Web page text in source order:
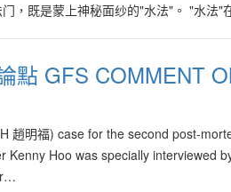
，既是蒙上神秘面纱的"水法"。 "水法
水法, 催官水法, 六建水法, 三吉水法,
。真假难分时，一旦搞不好，就会给
任，但又不熟悉水法的风水师傅，绝
南方有水佳皆大吉。其实这是不对的
方有水池，也有可能不断地带来厄运
點 GFS COMMENT
趙明福) case for the second post-
Kenny Hoo was specially interviewed